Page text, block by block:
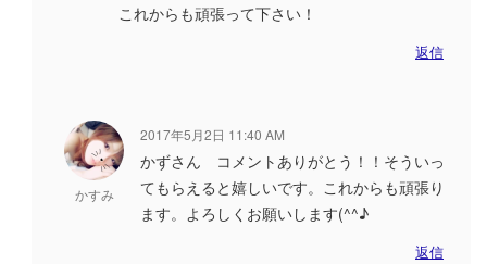
これからも頑張って下さい！
返信
かすみ
2017年5月2日 11:40 AM
かずさん コメントありがとう！！そういっ
てもらえると嬉しいです。これからも頑張り
ます。よろしくお願いします(^^♪
返信